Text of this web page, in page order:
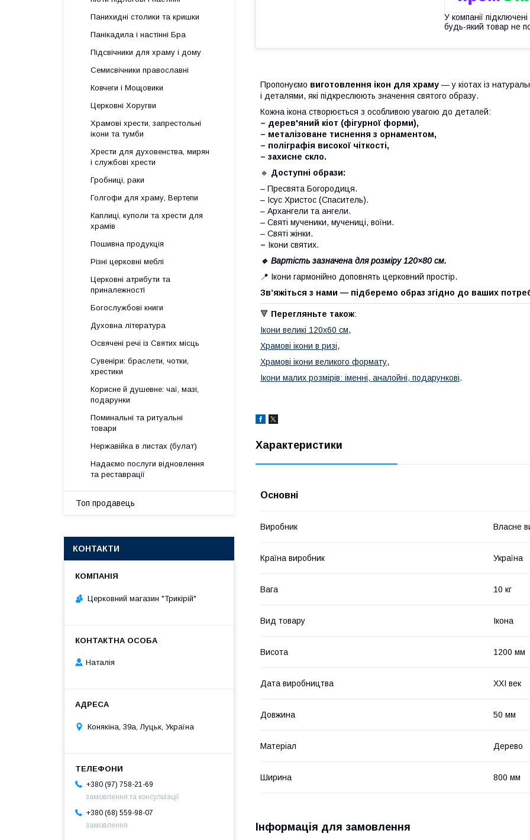
У компанії
будь-який товар не
Пропонуємо виготовлення ікон для храму — у кіотах із
і деталями, які підкреслюють значення святого образу.
Кожна ікона створюється з особливою увагою до деталей:
– дерев'яний кіот (фігурної форми),
– металізоване тиснення з орнаментом,
– поліграфія високої чіткості,
– захисне скло.
🔹 Доступні образи:
– Пресвята Богородиця.
– Ісус Христос (Спаситель).
– Архангели та ангели.
– Святі мученики, мучениці, воїни.
– Святі жінки.
– Ікони святих.
🔹 Вартість зазначена для розміру 120×80 см.
📍 Ікони гармонійно доповнять церковний простір.
Зв’яжіться з нами — підберемо образ згідно до ваших
🔻 Перегляньте також:
Ікони великі 120х60 см,
Храмові ікони в ризі,
Храмові ікони великого формату,
Ікони малих розмірів: іменні, аналойні, подарункові.
Характеристики
Основні
Виробник Власне
Країна виробник Україна
Вага 10 кг
Вид товару Ікона
Висота 1200 мм
Дата виробництва XXI век
Довжина 50 мм
Матеріал Дерево
Ширина 800 мм
Інформація для замовлення
Панихидні столики та кришки
Панікадила і настінні Бра
Підсвічники для храму і дому
Семисвічники православні
Ковчеги і Мощовики
Церковні Хоругви
Храмові хрести, запрестольні
ікони та тумби
Хрести для духовенства, мирян
і службові хрести
Гробниці, раки
Голгофи для храму, Вертепи
Каплиці, куполи та хрести для
храмів
Пошивна продукція
Різні церковні меблі
Церковні атрибути та
приналежності
Богослужбові книги
Духовна література
Освячені речі із Святих місць
Сувеніри: браслети, чотки,
хрестики
Корисне й душевне: чаї, мазі,
подарунки
Поминальні та ритуальні
товари
Нержавійка в листах (булат)
Надаємо послуги відновлення
та реставрації
Топ продавець
КОНТАКТИ
Церковний магазин "Трикірій"
Наталія
Конякіна, 39а, Луцьк, Україна
+380 (97) 758-21-69
замовлення та консультації
+380 (68) 559-98-07
замовлення